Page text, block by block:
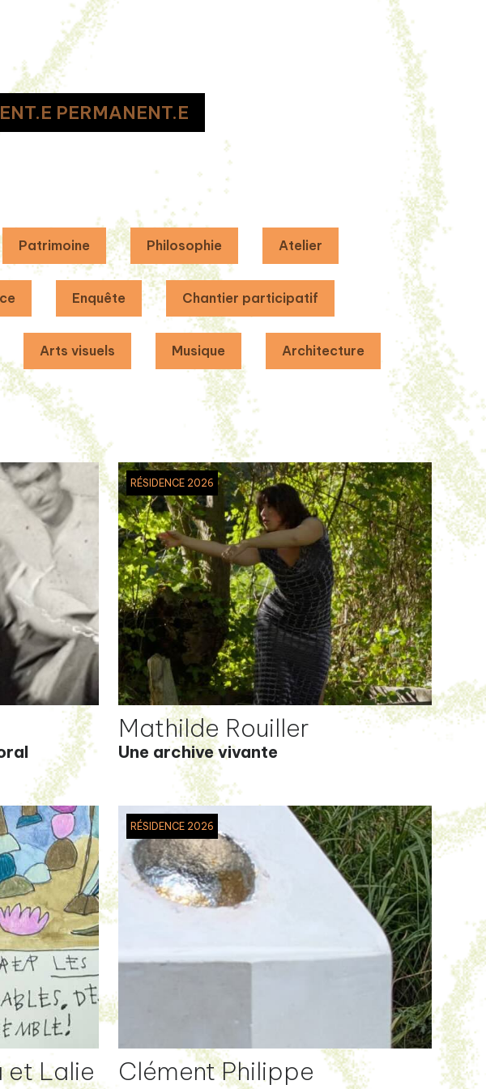
PERMANENT.E
Patrimoine Philosophie Atelier
Enquête Chantier participatif
Arts visuels Musique Architecture
RÉSIDENCE 2026
Mathilde Rouiller
Une archive vivante
et Lalie
RÉSIDENCE 2026
Clément Philippe